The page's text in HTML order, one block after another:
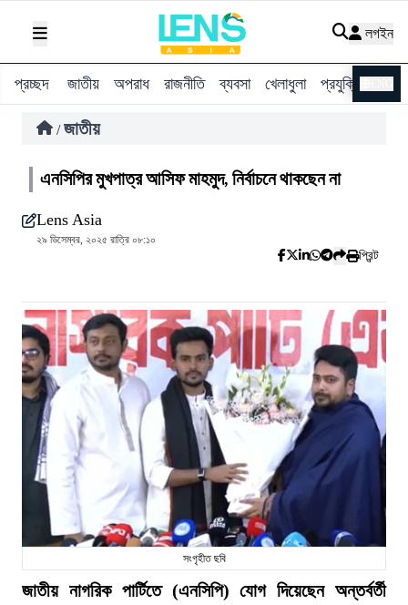
লগইন
প্রচ্ছদ জাতীয় অপরাধ রাজনীতি ব্যবসা খেলাধুলা প্রযুক্তি
/ জাতীয়
এনসিপির মুখপাত্র আসিফ মাহমুদ, নির্বাচনে থাকছেন না
Lens Asia
২৯ ডিসেম্বর, ২০২৫ রাত্রি ০৮:১০
প্রিন্ট
সংগৃহীত ছবি
জাতীয় নাগরিক পার্টিতে (এনসিপি) যোগ দিয়েছেন অন্তর্বর্তী